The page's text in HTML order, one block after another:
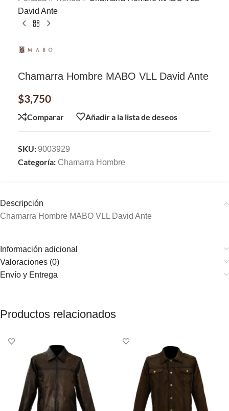
David Ante
Chamarra Hombre MABO VLL David Ante
$3,750
Comparar Añadir a la lista de deseos
SKU:9003929
Categoría: Chamarra Hombre
Descripción
Chamarra Hombre MABO VLL David Ante
Información adicional
Valoraciones (0)
Envío y Entrega
Productos relacionados